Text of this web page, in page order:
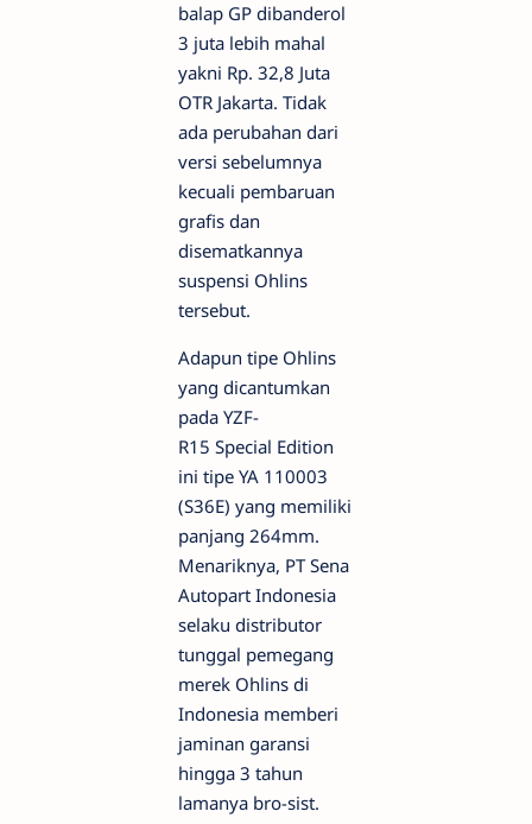
balap GP dibanderol
3 juta lebih mahal
yakni Rp. 32,8 Juta
OTR Jakarta. Tidak
ada perubahan dari
versi sebelumnya
kecuali pembaruan
grafis dan
disematkannya
suspensi Ohlins
tersebut.
Adapun tipe Ohlins
yang dicantumkan
pada YZF-
R15 Special Edition
ini tipe YA 110003
(S36E) yang memiliki
panjang 264mm.
Menariknya, PT Sena
Autopart Indonesia
selaku distributor
tunggal pemegang
merek Ohlins di
Indonesia memberi
jaminan garansi
hingga 3 tahun
lamanya bro-sist.